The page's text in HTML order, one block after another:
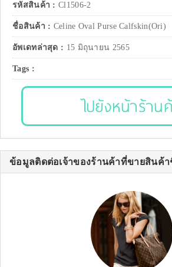
รหัสสินค้า : Cl1506-2
ชื่อสินค้า : Celine Oval Purse Calfskin(Ori)
อัพเดทล่าสุด : 15 มิถุนายน 2565
Tags :
ไปยังหน้าร้าน
ข้อมูลติดต่อเจ้าของร้านค้าที่ขายสินค้